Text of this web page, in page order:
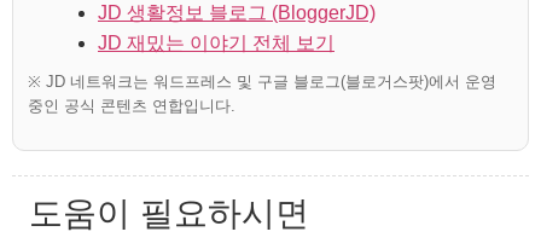
JD 생활정보 블로그 (BloggerJD)
JD 재밌는 이야기 전체 보기
※ JD 네트워크는 워드프레스 및 구글 블로그(블로거스팟)에서 운영
중인 공식 콘텐츠 연합입니다.
도움이 필요하시면